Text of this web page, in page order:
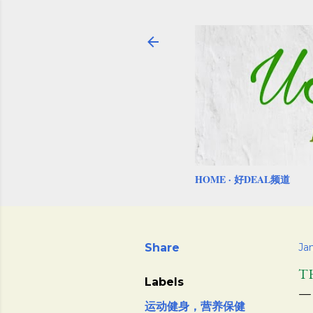
HOME 好DEAL频道
Share
Labels
运动健身，营养保健